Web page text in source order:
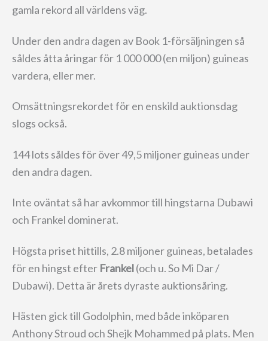
gamla rekord all världens väg.
Under den andra dagen av Book 1-försäljningen så
såldes åtta åringar för 1 000 000 (en miljon) guineas
vardera, eller mer.
Omsättningsrekordet för en enskild auktionsdag
slogs också.
144 lots såldes för över 49,5 miljoner guineas under
den andra dagen.
Inte oväntat så har avkommor till hingstarna Dubawi
och Frankel dominerat.
Högsta priset hittills, 2.8 miljoner guineas, betalades
för en hingst efter Frankel(och u. So Mi Dar /
Dubawi). Detta är årets dyraste auktionsåring.
Hästen gick till Godolphin, med både inköparen
Anthony Stroud och Shejk Mohammed på plats. Men